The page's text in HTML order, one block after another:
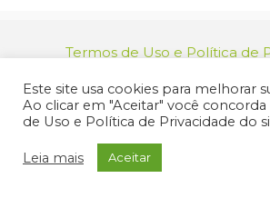
Termos de Uso e Política de
46.694.139/0001-83 | (12)
Endereço: Praça dos Três
Jacareí/SP - CEP 12327-
Este site usa cookies para melhorar
Ao clicar em "Aceitar" você
de Uso e Política de Privacidade do
Leia mais Aceitar